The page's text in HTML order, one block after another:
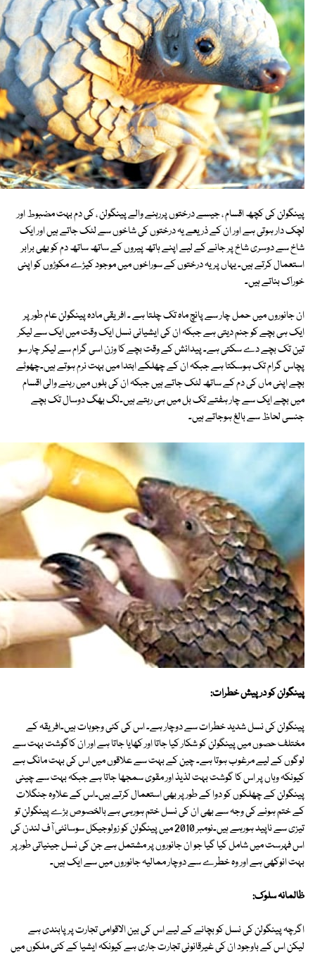
پینگولن کی کچھ اقسام ، جیسے درختوں پررہنے والے پینگولن ، کی دم بہت مضبوط اور
لچک دار ہوتی ہے اور ان کے ذریعے یہ درختوں کی شاخوں سے لٹک جاتے ہیں اور ایک
شاخ سے دوسری شاخ پر جانے کے لیے اپنے ہاتھ پیروں کے ساتھ ساتھ دم کو بھی برابر
استعمال کرتے ہیں۔ یہاں پر یہ درختوں کے سوراخوں میں موجود کیڑے مکوڑوں کو اپنی
خوراک بناتے ہیں۔
ان جانوروں میں حمل چار سے پانچ ماہ تک چلتا ہے ۔ افریقی مادہ پینگولن عام طور پر
ایک ہی بچے کو جنم دیتی ہے جبکہ ان کی ایشیائی نسل ایک وقت میں ایک سے لیکر
تین تک بچے دے سکتی ہے۔ پیدائش کے وقت بچے کا وزن اسی گرام سے لیکر چار سو
پچاس گرام تک ہوسکتا ہے جبکہ ان کے چھلکے ابتدا میں بہت نرم ہوتے ہیں۔چھوٹے
بچے اپنی ماں کی دم کے ساتھ لٹک جاتے ہیں جبکہ ان کی بلوں میں رہنے والی اقسام
میں بچے ایک سے چار ہفتے تک بل میں ہی رہتے ہیں۔لگ بھگ دوسال تک بچے
جنسی لحاظ سے بالغ ہوجاتے ہیں۔
پینگولن کو درپیش خطرات:
پینگولن کی نسل شدید خطرات سے دوچار ہے۔ اس کی کئی وجوہات ہیں۔افریقہ کے
مختلف حصوں میں پینگولن کو شکار کیا جاتا اور کھایا جاتا ہے اور ان کاگوشت بہت سے
لوگوں کے لیے مرغوب ہوتا ہے۔ چین کے بہت سے علاقوں میں اس کی بہت مانگ ہے
کیونکہ وہاں پر اس کا گوشت بہت لذیذ اور مقوی سمجھا جاتا ہے جبکہ بہت سے چینی
پینگولن کے چھلکوں کو دوا کے طور پر بھی استعمال کرتے ہیں۔اس کے علاوہ جنگلات
کے ختم ہونے کی وجہ سے بھی ان کی نسل ختم ہورہی ہے بالخصوص بڑے پینگولن تو
تیزی سے ناپید ہورہے ہیں۔نومبر 2010 میں پینگولن کو زولوجیکل سوسائٹی آف لندن کی
اس فہرست میں شامل کیا گیا جو ان جانوروں پر مشتمل ہے جن کی نسل جینیاتی طورپر
بہت انوکھی ہے اور وہ خطرے سے دوچار ممالیہ جانوروں میں سے ایک ہیں۔
ظالمانہ سلوک:
اگرچہ پینگولن کی نسل کو بچانے کے لیے اس کی بین الاقوامی تجارت پر پابندی ہے
لیکن اس کے باوجود ان کی غیرقانونی تجارت جاری ہے کیونکہ ایشیا کے کئی ملکوں میں